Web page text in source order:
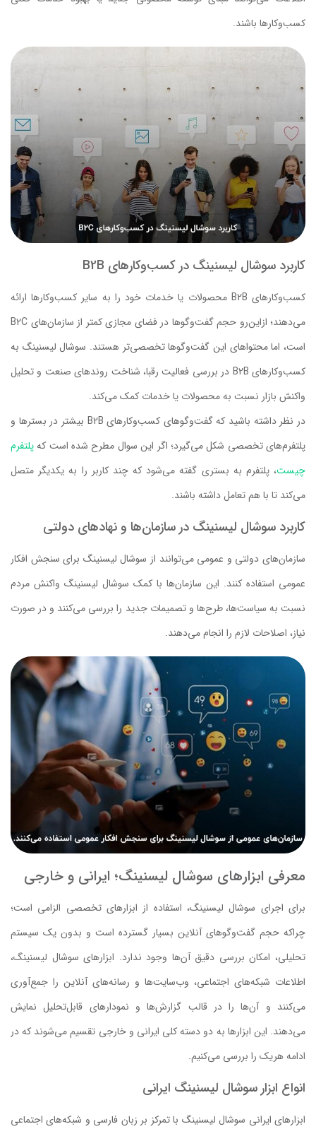
کسب‌وکارها باشند.
کاربرد سوشال لیسنینگ در کسب‌وکارهای B2B
کسب‌وکارهای B2B محصولات یا خدمات خود را به سایر کسب‌وکارها ارائه
می‌دهند؛ ازاین‌رو حجم گفت‌وگوها در فضای مجازی کمتر از سازمان‌های B2C
است، اما محتواهای این گفت‌وگوها تخصصی‌تر هستند. سوشال لیسنینگ به
کسب‌وکارهای B2B در بررسی فعالیت رقبا، شناخت روندهای صنعت و تحلیل
واکنش بازار نسبت به محصولات یا خدمات کمک می‌کند.
در نظر داشته باشید که گفت‌وگوهای کسب‌وکارهای B2B بیشتر در بسترها و
پلتفرم‌های تخصصی شکل می‌گیرد؛ اگر این سوال مطرح شده است کهپلتفرم
چیست، پلتفرم به بستری گفته می‌شود که چند کاربر را به یکدیگر متصل
می‌کند تا با هم تعامل داشته باشند.
کاربرد سوشال لیسنینگ در سازمان‌ها و نهادهای دولتی
سازمان‌های دولتی و عمومی می‌توانند از سوشال لیسنینگ برای سنجش افکار
عمومی استفاده کنند. این سازمان‌ها با کمک سوشال لیسنینگ واکنش مردم
نسبت به سیاست‌ها، طرح‌ها و تصمیمات جدید را بررسی می‌کنند و در صورت
نیاز، اصلاحات لازم را انجام می‌دهند.
معرفی ابزارهای سوشال لیسنینگ؛ ایرانی و خارجی
برای اجرای سوشال لیسنینگ، استفاده از ابزارهای تخصصی الزامی است؛
چراکه حجم گفت‌وگوهای آنلاین بسیار گسترده است و بدون یک سیستم
تحلیلی، امکان بررسی دقیق آن‌ها وجود ندارد. ابزارهای سوشال لیسنینگ،
اطلاعات شبکه‌های اجتماعی، وب‌سایت‌ها و رسانه‌های آنلاین را جمع‌آوری
می‌کنند و آن‌ها را در قالب گزارش‌ها و نمودارهای قابل‌تحلیل نمایش
می‌دهند. این ابزارها به دو دسته کلی ایرانی و خارجی تقسیم می‌شوند که در
ادامه هریک را بررسی می‌کنیم.
انواع ابزار سوشال لیسنینگ ایرانی
ابزارهای ایرانی سوشال لیسنینگ با تمرکز بر زبان فارسی و شبکه‌های اجتماعی